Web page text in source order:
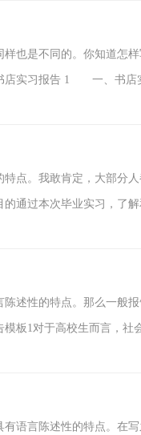
也是不同的。你知道怎
店实习报告 1 一、书
地转变。XX月1日下午一
点。我敢肯定，大部分
通过本次毕业实习，了解
述性的特点。那么一般
板1对于高校生而言，社
语言陈述性的特点。在